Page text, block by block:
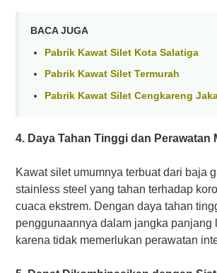
BACA JUGA
Pabrik Kawat Silet Kota Salatiga
Pabrik Kawat Silet Termurah
Pabrik Kawat Silet Cengkareng
4. Daya Tahan Tinggi dan Perawatan
Kawat silet umumnya terbuat dari baja
stainless steel yang tahan terhadap
cuaca ekstrem. Dengan daya tahan
penggunaannya dalam jangka panjang
karena tidak memerlukan perawatan